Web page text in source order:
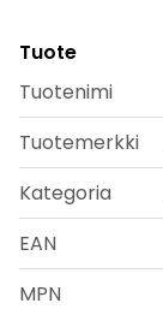
Tuote
Tuotenimi
Tuotemerkki
Kategoria
EAN
MPN